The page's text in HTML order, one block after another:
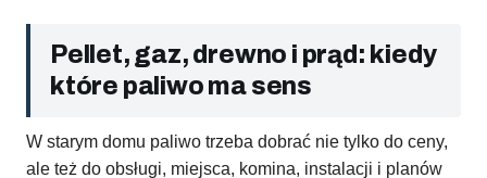
Pellet, gaz, drewno i prąd: kiedy
które paliwo ma sens
W starym domu paliwo trzeba dobrać nie tylko do ceny,
ale też do obsługi, miejsca, komina, instalacji i planów